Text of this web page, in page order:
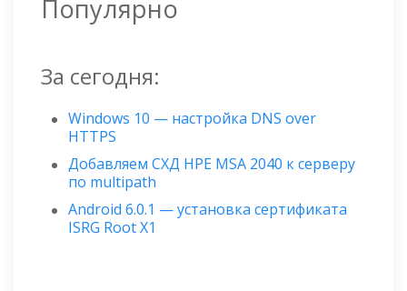
Популярно
За сегодня:
Windows 10 — настройка DNS over
HTTPS
Добавляем СХД HPE MSA 2040 к серверу
по multipath
Android 6.0.1 — установка сертификата
ISRG Root X1